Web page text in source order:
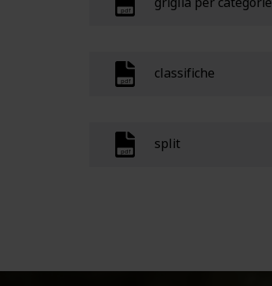
classifiche
split